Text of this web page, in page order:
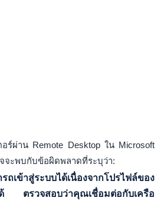
ร์ผ่าน Remote Desktop ใน Microsoft
จะพบกับข้อผิดพลาดที่ระบุว่า:
เข้าสู่ระบบได้เนื่องจากโปรไฟล์ของ
ตรวจสอบว่าคุณเชื่อมต่อกับเครือ